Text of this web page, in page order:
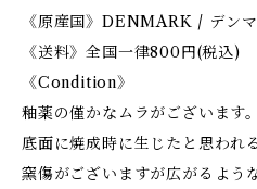
《原産国》DENMARK / デン
《送料》全国一律800円(税込)
《Condition》
釉薬の僅かなムラがございます。
底面に焼成時に生じたと思われ
窯傷がございますが広がるよう